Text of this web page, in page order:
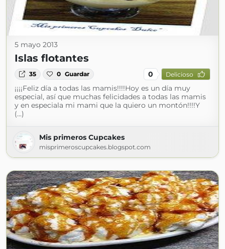
5 mayo 2013
Islas flotantes
35 0 Guardar 0 Delicioso
¡¡¡¡Feliz día a todas las mamis!!!!Hoy es un día muy
especial, así que muchas felicidades a todas las mamis
y en especiala mi mami que la quiero un montón!!!!Y
(...)
Mis primeros Cupcakes
misprimeroscupcakes.blogspot.com